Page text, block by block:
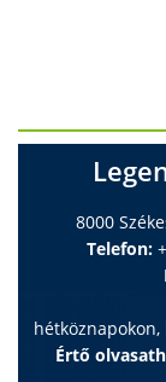
8000
Telefon:
Értő